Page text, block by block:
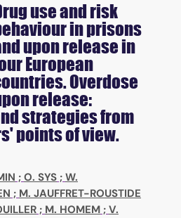
use and risk
in prisons
upon release in
European
Overdose
release:
strategies from
points of view.
; O. SYS ; W.
; M. JAUFFRET-ROUSTIDE
; M. HOMEM ; V.